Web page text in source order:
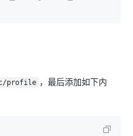
profile ，最后添加如下内